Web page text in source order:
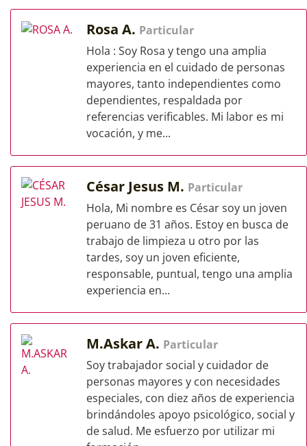
Rosa A. Particular
Hola : Soy Rosa y tengo una amplia
experiencia en el cuidado de personas
mayores, tanto independientes como
dependientes, respaldada por
referencias verificables. Mi labor es mi
vocación, y me...
César Jesus M. Particular
Hola, Mi nombre es César soy un joven
peruano de 31 años. Estoy en busca de
trabajo de limpieza u otro por las
tardes, soy un joven eficiente,
responsable, puntual, tengo una amplia
experiencia en...
M.Askar A. Particular
Soy trabajador social y cuidador de
personas mayores y con necesidades
especiales, con diez años de experiencia
brindándoles apoyo psicológico, social y
de salud. Me esfuerzo por utilizar mi